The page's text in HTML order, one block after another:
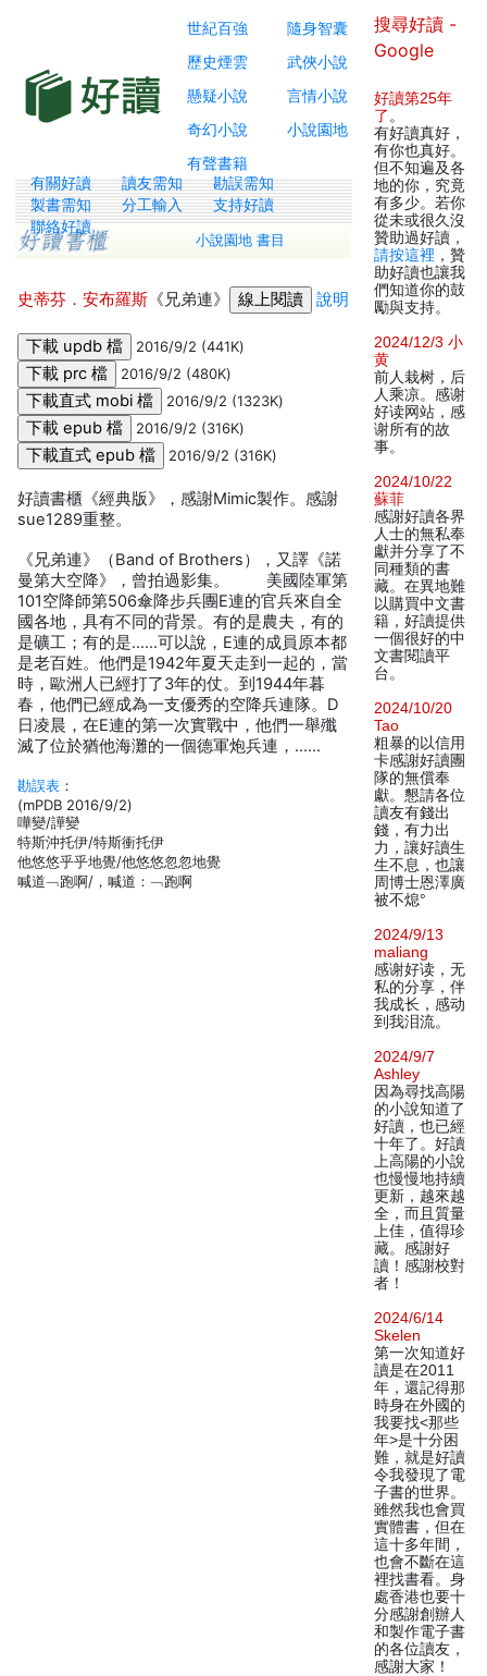
世紀百強
隨身智囊
歷史煙雲
武俠小說
懸疑小說
言情小說
奇幻小說
小說園地
有聲書籍
有關好讀 讀友需知
勘誤需知
製書需知
分工輸入
支持好讀
聯絡好讀
小說園地 書目
史蒂芬．安布羅斯 《兄弟連》 說明
2016/9/2 (441K)
2016/9/2 (480K)
2016/9/2 (1323K)
2016/9/2 (316K)
2016/9/2 (316K)
好讀書櫃《經典版》，感謝Mimic製作。感謝
sue1289重整。
《兄弟連》（Band of Brothers），又譯《諾
曼第大空降》，曾拍過影集。 美國陸軍第
101空降師第506傘降步兵團E連的官兵來自全
國各地，具有不同的背景。有的是農夫，有的
是礦工；有的是……可以說，E連的成員原本都
是老百姓。他們是1942年夏天走到一起的，當
時，歐洲人已經打了3年的仗。到1944年暮
春，他們已經成為一支優秀的空降兵連隊。D
日凌晨，在E連的第一次實戰中，他們一舉殲
滅了位於猶他海灘的一個德軍炮兵連，……
勘誤表 ：
(mPDB 2016/9/2)
嘩變/譁變
特斯沖托伊/特斯衝托伊
他悠悠乎乎地覺/他悠悠忽忽地覺
喊道﹁跑啊/，喊道：﹁跑啊
搜尋好讀 -
Google
好讀第25年
了 。
有好讀真好，
有你也真好。
但不知遍及各
地的你，究竟
有多少。若你
從未或很久沒
贊助過好讀，
請按這裡 ，贊
助好讀也讓我
們知道你的鼓
勵與支持。
2024/12/3 小
黄
前人栽树，后
人乘凉。感谢
好读网站，感
谢所有的故
事。
2024/10/22
蘇菲
感謝好讀各界
人士的無私奉
獻并分享了不
同種類的書
藏。在異地難
以購買中文書
籍，好讀提供
一個很好的中
文書閱讀平
台。
2024/10/20
Tao
粗暴的以信用
卡感謝好讀團
隊的無償奉
獻。懇請各位
讀友有錢出
錢，有力出
力，讓好讀生
生不息，也讓
周博士恩澤廣
被不熄°
2024/9/13
maliang
感谢好读，无
私的分享，伴
我成长，感动
到我泪流。
2024/9/7
Ashley
因為尋找高陽
的小說知道了
好讀，也已經
十年了。好讀
上高陽的小說
也慢慢地持續
更新，越來越
全，而且質量
上佳，值得珍
藏。感謝好
讀！感謝校對
者！
2024/6/14
Skelen
第一次知道好
讀是在2011
年，還記得那
時身在外國的
我要找<那些
年>是十分困
難，就是好讀
令我發現了電
子書的世界。
雖然我也會買
實體書，但在
這十多年間，
也會不斷在這
裡找書看。身
處香港也要十
分感謝創辦人
和製作電子書
的各位讀友，
感謝大家！